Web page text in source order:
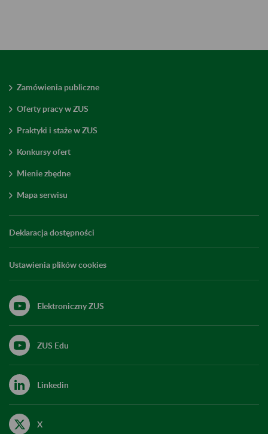
Zamówienia publiczne
Oferty pracy w ZUS
Praktyki i staże w ZUS
Konkursy ofert
Mienie zbędne
Mapa serwisu
Deklaracja dostępności
Ustawienia plików cookies
Elektroniczny ZUS
ZUS Edu
Linkedin
X